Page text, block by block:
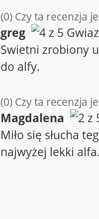
(0) Czy ta recenzja
greg
Swietni zrobiony
do alfy.
(0) Czy ta recenzja
Magdalena
Miło się słucha
najwyżej lekki